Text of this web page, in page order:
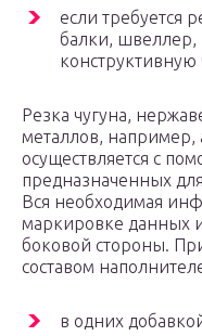
если требуется
балки, швеллер,
конструктивную
Резка чугуна,
металлов,
осуществляется с
предназначенных
Вся необходимая
маркировке данных
боковой стороны.
составом
в одних